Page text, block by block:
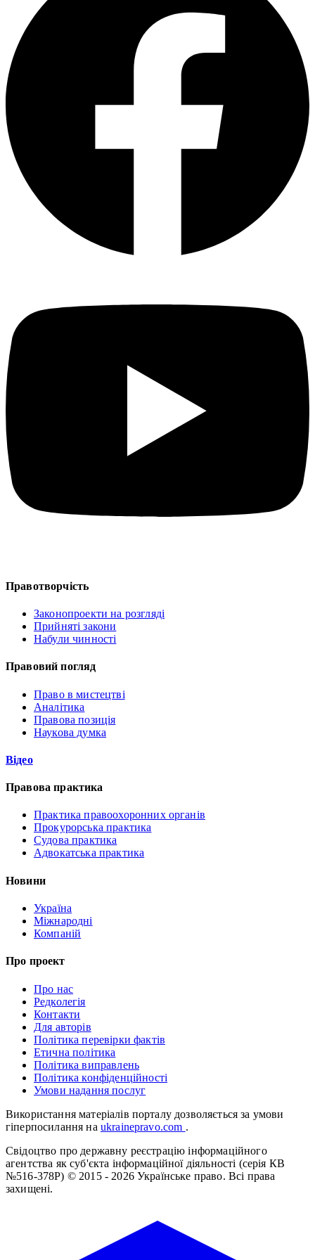
Правотворчість
Законопроекти на розгляді
Прийняті закони
Набули чинності
Правовий погляд
Право в мистецтві
Аналітика
Правова позиція
Наукова думка
Відео
Правова практика
Практика правоохоронних органів
Прокурорська практика
Судова практика
Адвокатська практика
Новини
Україна
Міжнародні
Компаній
Про проект
Про нас
Редколегія
Контакти
Для авторів
Політика перевірки фактів
Етична політика
Політика виправлень
Політика конфіденційності
Умови надання послуг
Використання матеріалів порталу дозволяється за умови
гіперпосилання на ukrainepravo.com .
Свідоцтво про державну реєстрацію інформаційного
агентства як суб'єкта інформаційної діяльності (серія КВ
№516-378Р) © 2015 - 2026 Українське право. Всі права
захищені.